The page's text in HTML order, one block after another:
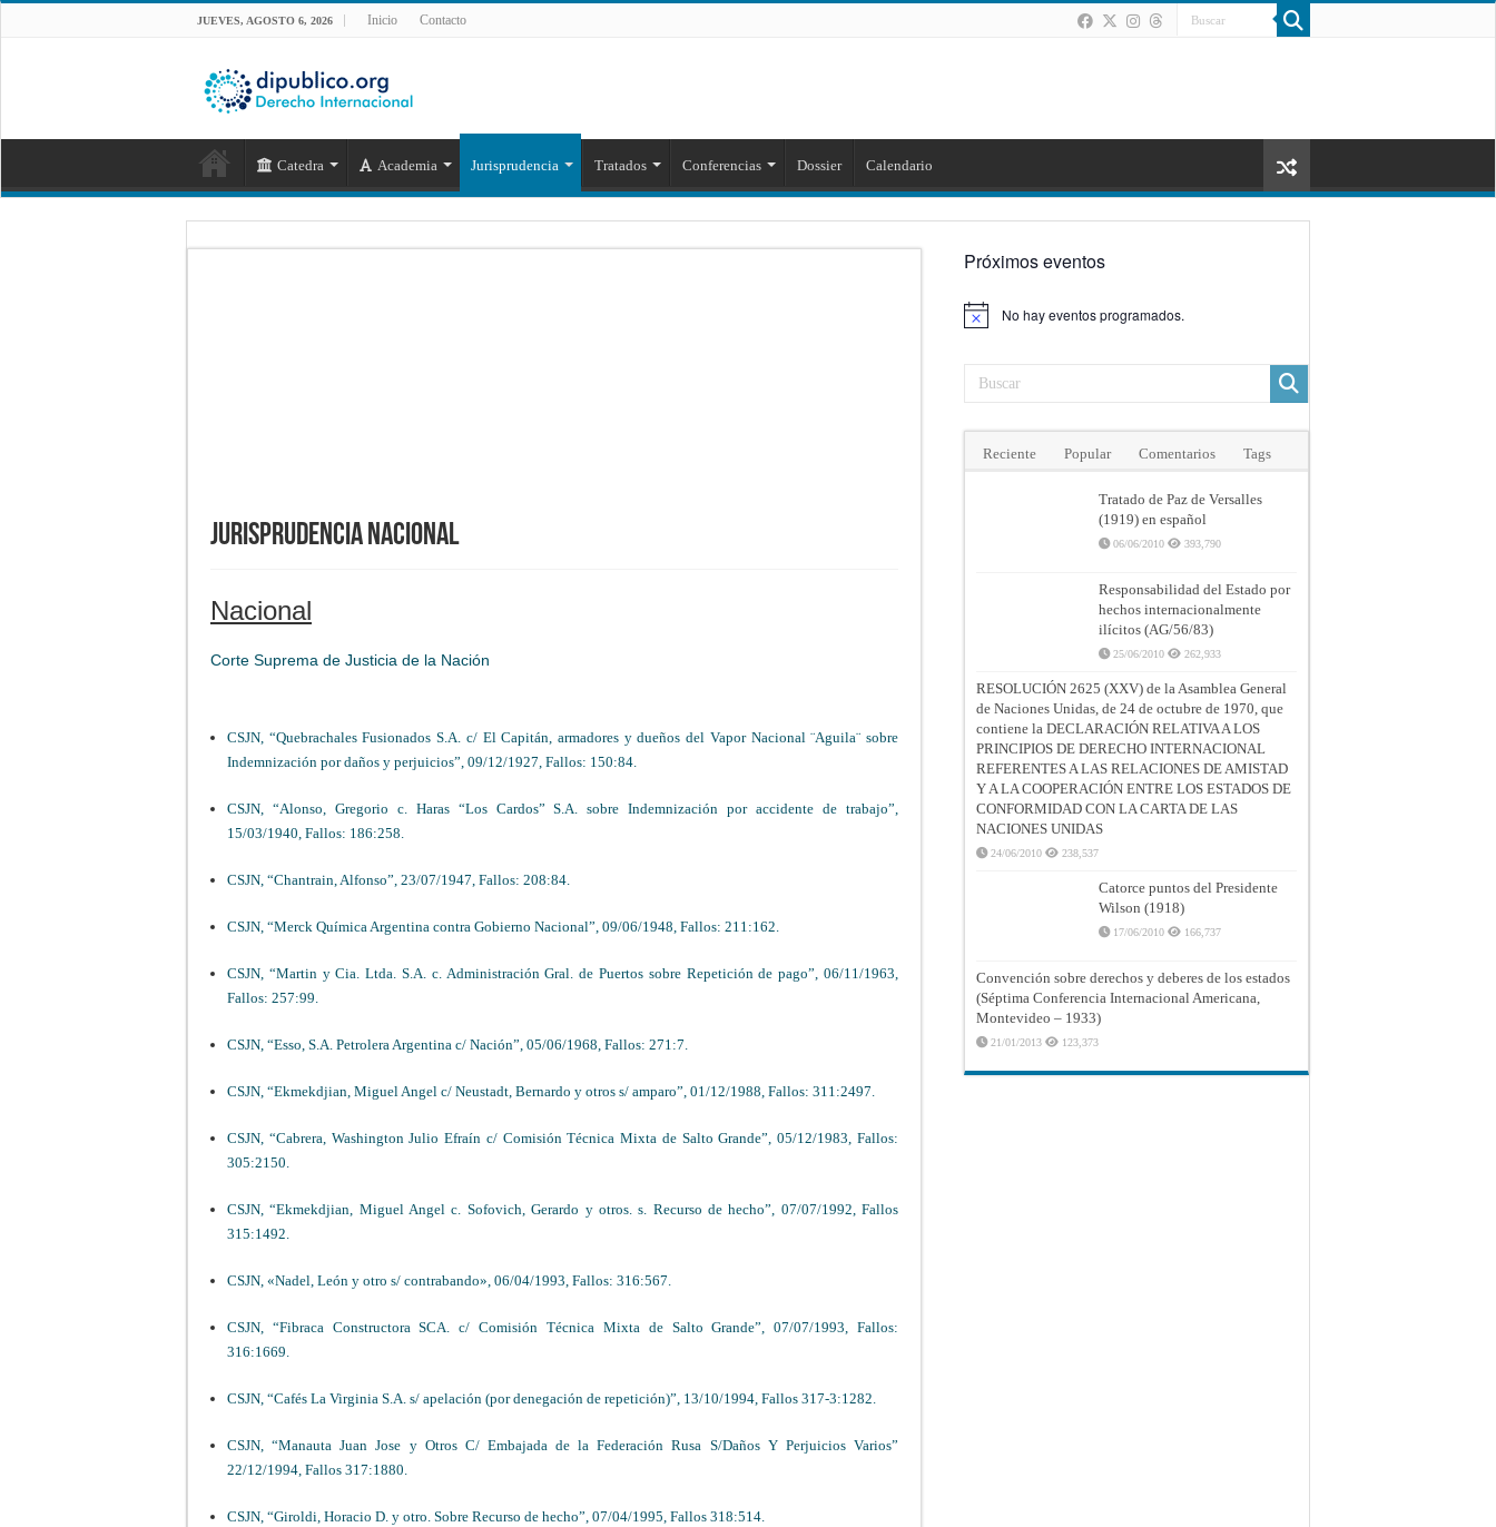
JUEVES, AGOSTO 6, 2026 Inicio Contacto
Catedra Academia Jurisprudencia Tratados Conferencias Dossier Calendario
Jurisprudencia Nacional
Nacional
Corte Suprema de Justicia de la Nación
CSJN, “Quebrachales Fusionados S.A. c/ El Capitán, armadores y dueños del Vapor Nacional ¨Aguila¨ sobre
Indemnización por daños y perjuicios”, 09/12/1927, Fallos: 150:84.
CSJN, “Alonso, Gregorio c. Haras “Los Cardos” S.A. sobre Indemnización por accidente de trabajo”,
15/03/1940, Fallos: 186:258.
CSJN, “Chantrain, Alfonso”, 23/07/1947, Fallos: 208:84.
CSJN, “Merck Química Argentina contra Gobierno Nacional”, 09/06/1948, Fallos: 211:162.
CSJN, “Martin y Cia. Ltda. S.A. c. Administración Gral. de Puertos sobre Repetición de pago”, 06/11/1963,
Fallos: 257:99.
CSJN, “Esso, S.A. Petrolera Argentina c/ Nación”, 05/06/1968, Fallos: 271:7.
CSJN, “Ekmekdjian, Miguel Angel c/ Neustadt, Bernardo y otros s/ amparo”, 01/12/1988, Fallos: 311:2497.
CSJN, “Cabrera, Washington Julio Efraín c/ Comisión Técnica Mixta de Salto Grande”, 05/12/1983, Fallos:
305:2150.
CSJN, “Ekmekdjian, Miguel Angel c. Sofovich, Gerardo y otros. s. Recurso de hecho”, 07/07/1992, Fallos
315:1492.
CSJN, «Nadel, León y otro s/ contrabando», 06/04/1993, Fallos: 316:567.
CSJN, “Fibraca Constructora SCA. c/ Comisión Técnica Mixta de Salto Grande”, 07/07/1993, Fallos:
316:1669.
CSJN, “Cafés La Virginia S.A. s/ apelación (por denegación de repetición)”, 13/10/1994, Fallos 317-3:1282.
CSJN, “Manauta Juan Jose y Otros C/ Embajada de la Federación Rusa S/Daños Y Perjuicios Varios”
22/12/1994, Fallos 317:1880.
CSJN, “Giroldi, Horacio D. y otro. Sobre Recurso de hecho”, 07/04/1995, Fallos 318:514.
Próximos eventos
Aviso No hay eventos programados.
Reciente Popular Comentarios Tags
Tratado de Paz de Versalles
(1919) en español
06/06/2010 393,790
Responsabilidad del Estado por
hechos internacionalmente
ilícitos (AG/56/83)
25/06/2010 262,933
RESOLUCIÓN 2625 (XXV) de la Asamblea General
de Naciones Unidas, de 24 de octubre de 1970, que
contiene la DECLARACIÓN RELATIVA A LOS
PRINCIPIOS DE DERECHO INTERNACIONAL
REFERENTES A LAS RELACIONES DE AMISTAD
Y A LA COOPERACIÓN ENTRE LOS ESTADOS DE
CONFORMIDAD CON LA CARTA DE LAS
NACIONES UNIDAS
24/06/2010 238,537
Catorce puntos del Presidente
Wilson (1918)
17/06/2010 166,737
Convención sobre derechos y deberes de los estados
(Séptima Conferencia Internacional Americana,
Montevideo – 1933)
21/01/2013 123,373